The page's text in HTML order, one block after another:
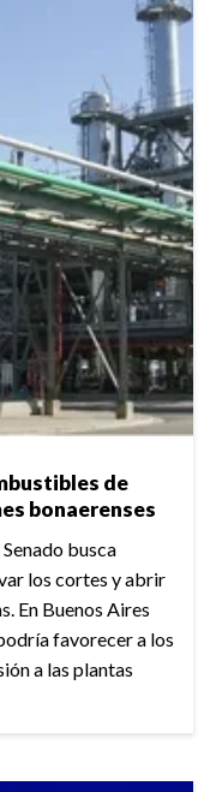
de
bonaerenses
busca
los cortes y abrir
En Buenos Aires
favorecer a los
a las plantas